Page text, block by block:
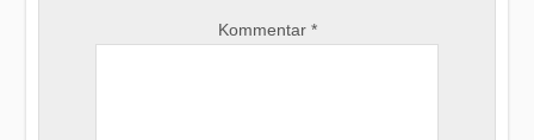
Kommentar *